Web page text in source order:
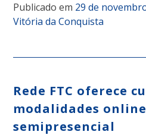
Publicado em 29 de
Vitória da Conquista
Rede FTC oferece
modalidades
semipresencial